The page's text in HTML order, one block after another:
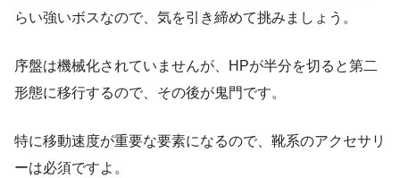
らい強いボスなので、気を引き締めて挑みましょう。
序盤は機械化されていませんが、HPが半分を切ると第二
形態に移行するので、その後が鬼門です。
特に移動速度が重要な要素になるので、靴系のアクセサリ
ーは必須ですよ。